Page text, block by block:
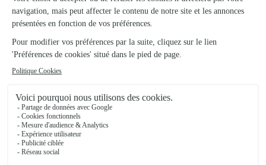
Interflora
FLEURISTE Annéot
FLEURISTES Provency
FLEURISTES Sauvigny-le-Bois